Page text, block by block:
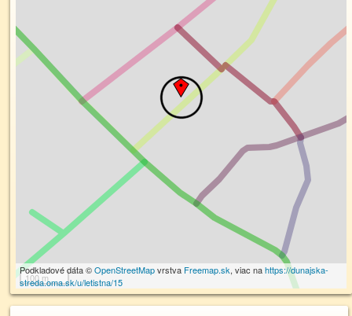
100 m
Podkladové dáta ©OpenStreetMapvrstva Freemap.sk, viac nahttps://dunajska-
streda.oma.sk/u/letistna/15